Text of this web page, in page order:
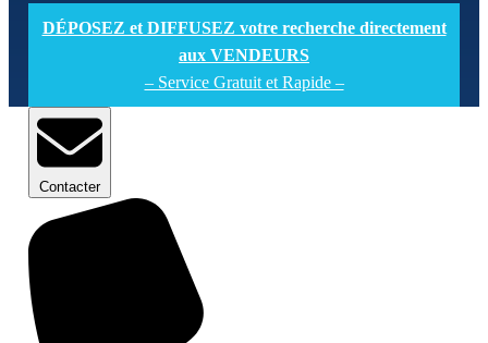
DÉPOSEZ et DIFFUSEZ votre recherche directement
aux VENDEURS
– Service Gratuit et Rapide –
Contacter